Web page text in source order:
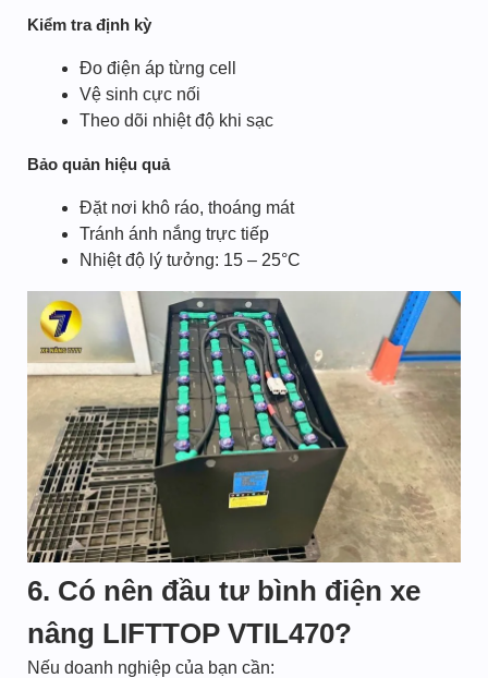
Kiểm tra định kỳ
Đo điện áp từng cell
Vệ sinh cực nối
Theo dõi nhiệt độ khi sạc
Bảo quản hiệu quả
Đặt nơi khô ráo, thoáng mát
Tránh ánh nắng trực tiếp
Nhiệt độ lý tưởng: 15 – 25°C
6. Có nên đầu tư bình điện xe
nâng LIFTTOP VTIL470?
Nếu doanh nghiệp của bạn cần: